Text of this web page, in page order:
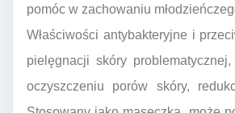
pomóc w zachowaniu
Właściwości antybakteryjne i
pielęgnacji skóry
oczyszczeniu porów skóry,